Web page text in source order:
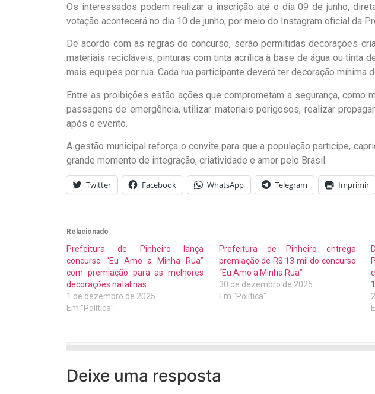
Os interessados podem realizar a inscrição até o dia 09 de junho,
votação acontecerá no dia 10 de junho, por meio do Instagram oficial da
De acordo com as regras do concurso, serão permitidas decorações
materiais recicláveis, pinturas com tinta acrílica à base de água ou tinta
mais equipes por rua. Cada rua participante deverá ter decoração mínima
Entre as proibições estão ações que comprometam a segurança, como
passagens de emergência, utilizar materiais perigosos, realizar
após o evento.
A gestão municipal reforça o convite para que a população participe,
grande momento de integração, criatividade e amor pelo Brasil.
Twitter Facebook WhatsApp Telegram Imprimir
Relacionado
Prefeitura de Pinheiro lança
concurso “Eu Amo a Minha Rua”
com premiação para as melhores
decorações natalinas
1 de dezembro de 2025
Em "Política"
Prefeitura de Pinheiro entrega
premiação de R$ 13 mil do concurso
“Eu Amo a Minha Rua”
30 de dezembro de 2025
Em "Política"
Deixe uma resposta